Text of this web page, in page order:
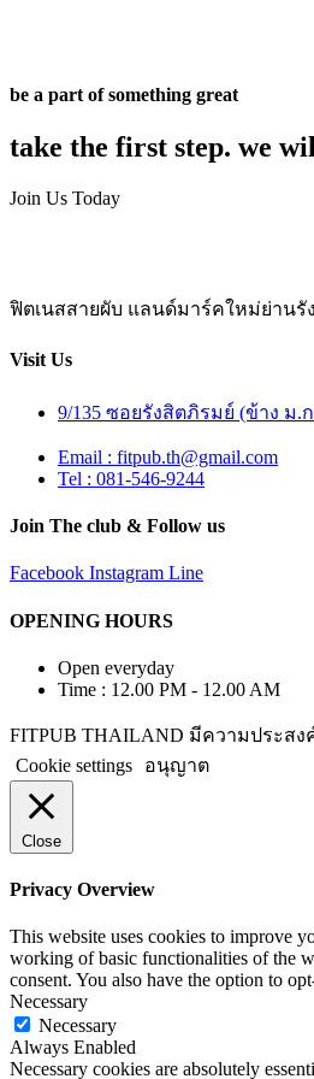
be a part of something great
take the first step. we
Join Us Today
ฟิตเนสสายผับ แลนด์มาร์คใหม่ย่าน
Visit Us
9/135 ซอยรังสิตภิรมย์ (ข้าง ม
Email : fitpub.th@gmail.com
Tel : 081-546-9244
Join The club & Follow us
Facebook Instagram Line
OPENING HOURS
Open everyday
Time : 12.00 PM - 12.00 AM
FITPUB THAILAND มีความประส
Cookie settings
อนุญาต
Close
Privacy Overview
This website uses cookies to improve
working of basic functionalities of the
consent. You also have the option to
Necessary
Necessary
Always Enabled
Necessary cookies are absolutely